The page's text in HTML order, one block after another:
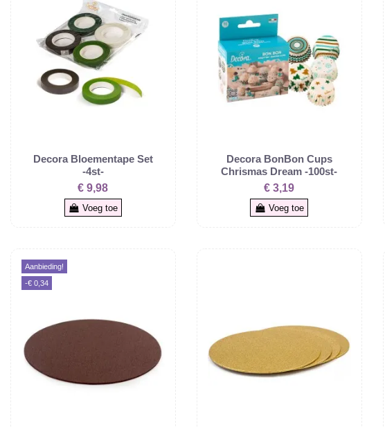
Decora Bloementape Set
-4st-
€ 9,98
Voeg toe
Decora BonBon Cups
Chrismas Dream -100st-
€ 3,19
Voeg toe
Aanbieding!
-€ 0,34